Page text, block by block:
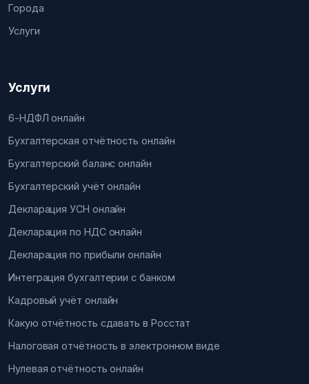
Города
Услуги
Услуги
6-НДФЛ онлайн
Бухгалтерская отчётность онлайн
Бухгалтерский баланс онлайн
Бухгалтерский учёт онлайн
Декларация УСН онлайн
Декларация по НДС онлайн
Декларация по прибыли онлайн
Интеграция бухгалтерии с банком
Кадровый учёт онлайн
Какую отчётность сдавать в Росстат
Налоговая отчётность в электронном виде
Нулевая отчётность онлайн